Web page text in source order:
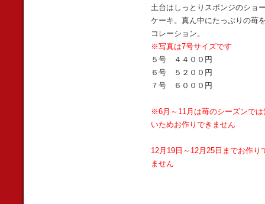
土台はしっとりスポンジのショ
ケーキ。真ん中にたっぷりの苺
コレーション。
※写真は7号サイズです
５号 ４４００円
６号 ５２００円
７号 ６０００円
※6月～11月は苺のシーズンでは
いためお作りできません
12月19日～12月25日までお作り
ません